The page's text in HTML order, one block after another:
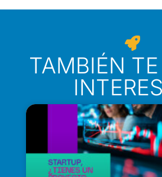
TAMBIÉN